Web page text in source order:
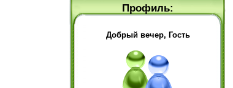
Профиль:
Добрый вечер, Гость